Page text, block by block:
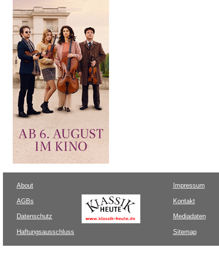
About
AGBs
Datenschutz
Haftungsausschluss
Impressum
Kontakt
Mediadaten
Sitemap